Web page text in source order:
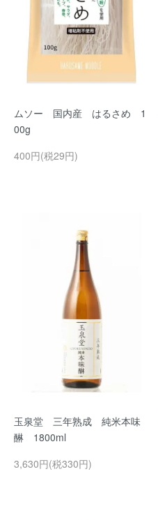
ムソー 国内産 はるさめ 1
00g
400円(税29円)
玉泉堂 三年熟成 純米本味
醂 1800ml
3,630円(税330円)